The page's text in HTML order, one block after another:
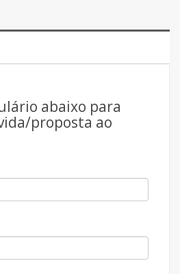
abaixo para
proposta ao